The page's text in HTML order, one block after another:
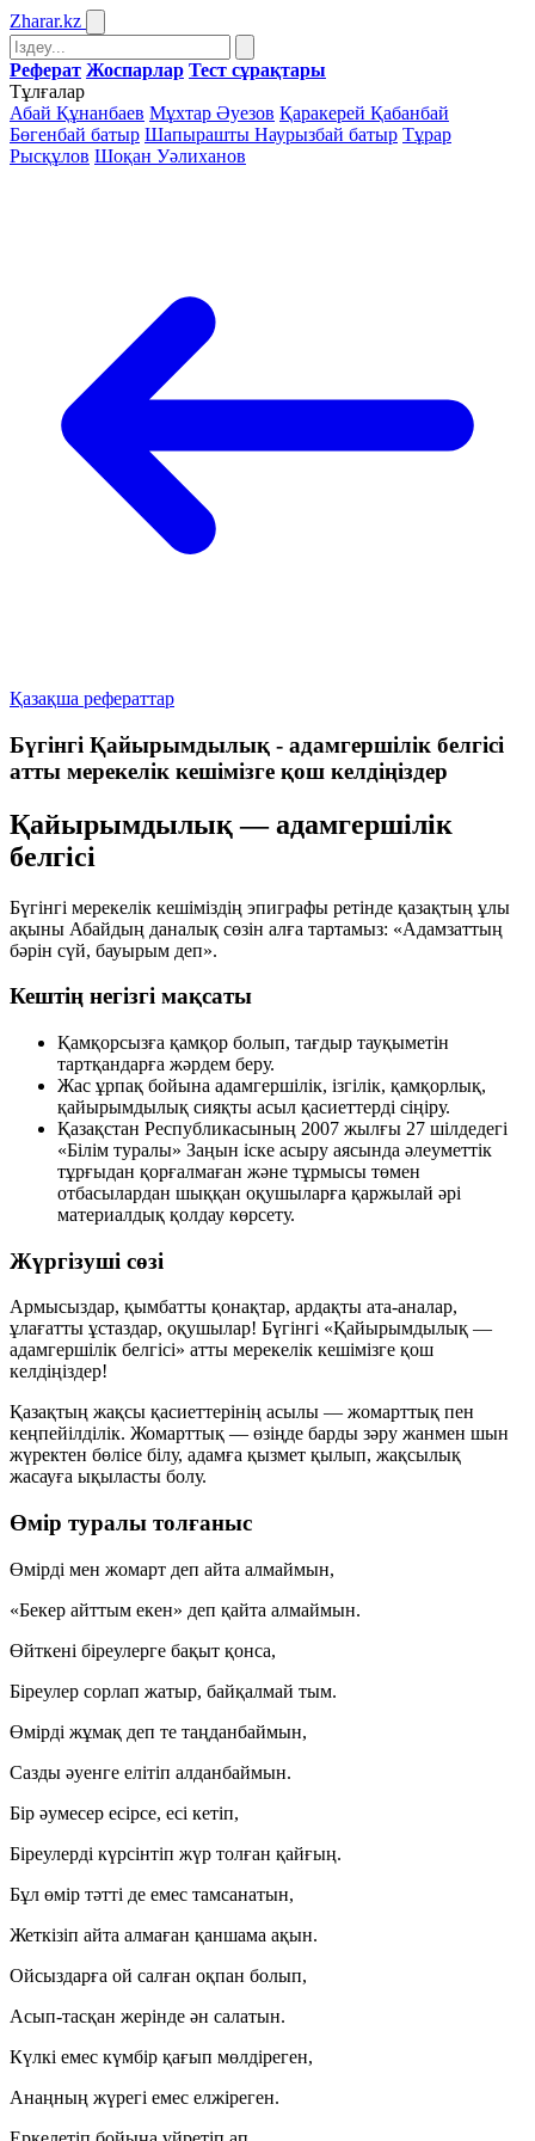
Zharar.kz
Реферат Жоспарлар Тест сұрақтары
Тұлғалар
Абай Құнанбаев Мұхтар Әуезов Қаракерей Қабанбай
Бөгенбай батыр Шапырашты Наурызбай батыр Тұрар
Рысқұлов Шоқан Уәлиханов
Қазақша рефераттар
Бүгінгі Қайырымдылық - адамгершілік белгісі
атты мерекелік кешімізге қош келдіңіздер
Қайырымдылық — адамгершілік
белгісі
Бүгінгі мерекелік кешіміздің эпиграфы ретінде қазақтың ұлы
ақыны Абайдың даналық сөзін алға тартамыз: «Адамзаттың
бәрін сүй, бауырым деп».
Кештің негізгі мақсаты
Қамқорсызға қамқор болып, тағдыр тауқыметін
тартқандарға жәрдем беру.
Жас ұрпақ бойына адамгершілік, ізгілік, қамқорлық,
қайырымдылық сияқты асыл қасиеттерді сіңіру.
Қазақстан Республикасының 2007 жылғы 27 шілдедегі
«Білім туралы» Заңын іске асыру аясында әлеуметтік
тұрғыдан қорғалмаған және тұрмысы төмен
отбасылардан шыққан оқушыларға қаржылай әрі
материалдық қолдау көрсету.
Жүргізуші сөзі
Армысыздар, қымбатты қонақтар, ардақты ата-аналар,
ұлағатты ұстаздар, оқушылар! Бүгінгі «Қайырымдылық —
адамгершілік белгісі» атты мерекелік кешімізге қош
келдіңіздер!
Қазақтың жақсы қасиеттерінің асылы — жомарттық пен
кеңпейілділік. Жомарттық — өзіңде барды зәру жанмен шын
жүректен бөлісе білу, адамға қызмет қылып, жақсылық
жасауға ықыласты болу.
Өмір туралы толғаныс
Өмірді мен жомарт деп айта алмаймын,
«Бекер айттым екен» деп қайта алмаймын.
Өйткені біреулерге бақыт қонса,
Біреулер сорлап жатыр, байқалмай тым.
Өмірді жұмақ деп те таңданбаймын,
Сазды әуенге елітіп алданбаймын.
Бір әумесер есірсе, есі кетіп,
Біреулерді күрсінтіп жүр толған қайғың.
Бұл өмір тәтті де емес тамсанатын,
Жеткізіп айта алмаған қаншама ақын.
Ойсыздарға ой салған оқпан болып,
Асып-тасқан жерінде ән салатын.
Күлкі емес күмбір қағып мөлдіреген,
Анаңның жүрегі емес елжіреген.